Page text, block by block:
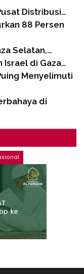
Distribusi…
88 Persen
Selatan,…
Israel di Gaza…
Menyelimuti
di